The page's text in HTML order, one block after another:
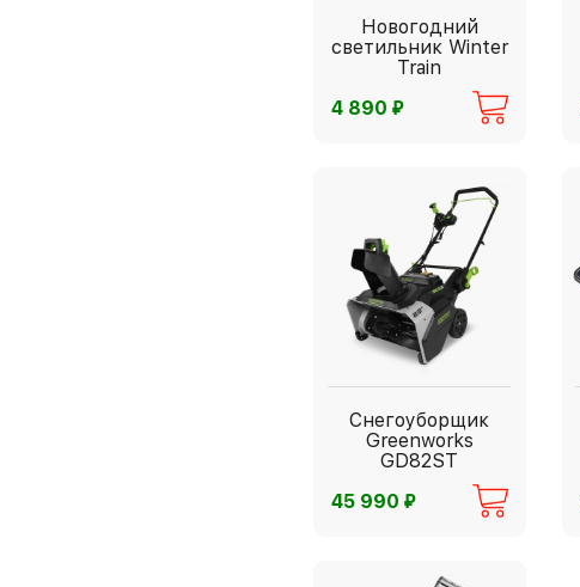
Новогодний
светильник Winter
Train
4 890 ⃏
Снегоуборщик
Greenworks
GD82ST
45 990 ⃏